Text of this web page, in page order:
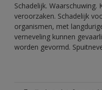
Schadelijk. Waarschuwing.
veroorzaken. Schadelijk
organismen, met
verneveling kunnen
worden gevormd.